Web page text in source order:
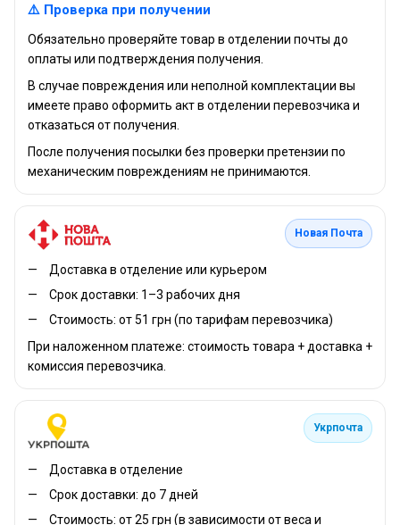
⚠️ Проверка при получении
Обязательно проверяйте товар в отделении почты до
оплаты или подтверждения получения.
В случае повреждения или неполной комплектации вы
имеете право оформить акт в отделении перевозчика и
отказаться от получения.
После получения посылки без проверки претензии по
механическим повреждениям не принимаются.
Новая Почта
Доставка в отделение или курьером
Срок доставки: 1–3 рабочих дня
Стоимость: от 51 грн (по тарифам перевозчика)
При наложенном платеже: стоимость товара + доставка +
комиссия перевозчика.
Укрпочта
Доставка в отделение
Срок доставки: до 7 дней
Стоимость: от 25 грн (в зависимости от веса и